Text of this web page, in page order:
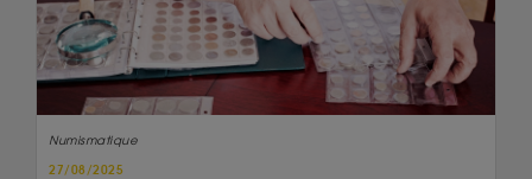
Numismatique
27/08/2025